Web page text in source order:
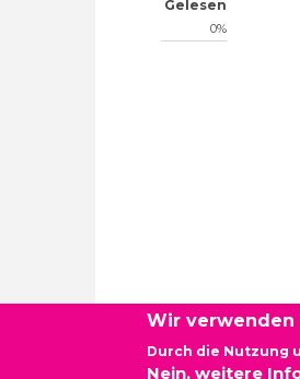
Gelesen
0%
Newsletter -
Wir verwenden
Durch die Nutzung
Nein, weitere